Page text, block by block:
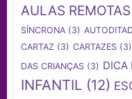
AULAS REMOTAS
SÍNCRONA (3)
CARTAZ (3) CARTAZES (3)
DAS CRIANÇAS (3) DICA
INFANTIL (12)